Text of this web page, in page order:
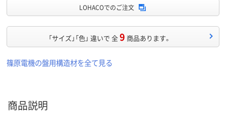
LOHACOでのご注文
「サイズ」「色」 違いで 全9 商品あります。
篠原電機の盤用構造材を全て見る
商品説明